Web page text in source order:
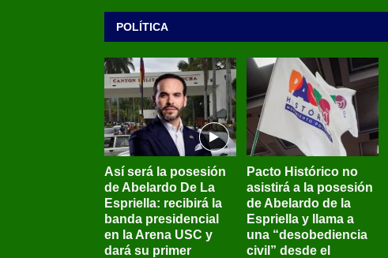
POLÍTICA
Así será la posesión
de Abelardo De La
Espriella: recibirá la
banda presidencial
en la Arena USC y
dará su primer
Pacto Histórico no
asistirá a la posesión
de Abelardo de la
Espriella y llama a
una “desobediencia
civil” desde el